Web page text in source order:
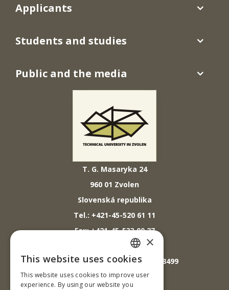
T. G. Masaryka 24
960 01 Zvolen
Slovenská republika
Tel.: +421-45-520 61 11
Fax: +421-45-533 00 27
E-mail: info@tuzvo.sk
GPS súradnice: 48.572024,19.118499
Applicants
Students and studies
Public and the media
SLOVAK
ENGLISH
×
This website uses cookies
This website uses cookies to improve user
experience. By using our website you